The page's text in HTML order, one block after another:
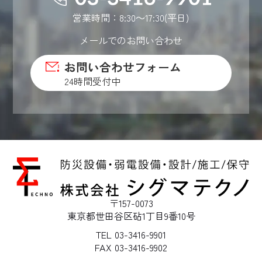
営業時間：8:30～17:30(平日)
メールでのお問い合わせ
お問い合わせフォーム
24時間受付中
〒157-0073
東京都世田谷区砧1丁目9番10号
TEL 03-3416-9901
FAX 03-3416-9902